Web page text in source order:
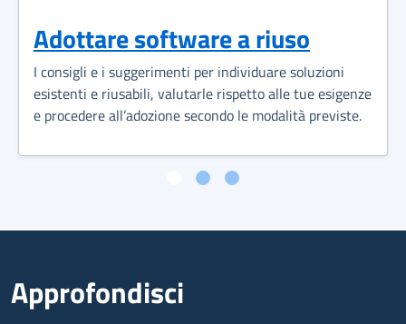
Adottare software a riuso
I consigli e i suggerimenti per individuare soluzioni
esistenti e riusabili, valutarle rispetto alle tue esigenze
e procedere all’adozione secondo le modalità previste.
Approfondisci